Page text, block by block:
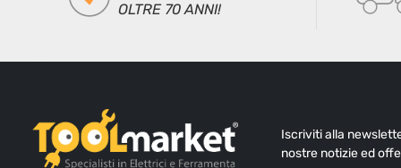
OLTRE 70 ANNI!
Iscriviti alla
nostre notizie ed